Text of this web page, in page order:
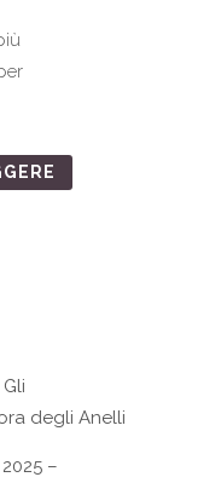
degli Anelli
–